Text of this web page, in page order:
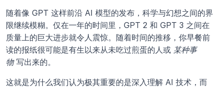
随着像 GPT 这样前沿 AI 模型的发布，科学与幻想之间的界
限继续模糊。仅在一年的时间里，GPT 2 和 GPT 3 之间在
质量上的巨大进步就令人震惊。随着时间的推移，你早餐前
读的报纸很可能是有生以来从未吃过煎蛋的人或 某种事
物 写出来的。
这就是为什么我们认为极其重要的是深入理解 AI 技术，而